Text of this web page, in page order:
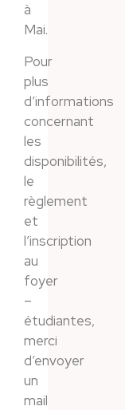
à
Mai.
Pour
plus
d’informations
concernant
les
disponibilités,
le
règlement
et
l’inscription
au
foyer
–
étudiantes,
merci
d’envoyer
un
mail